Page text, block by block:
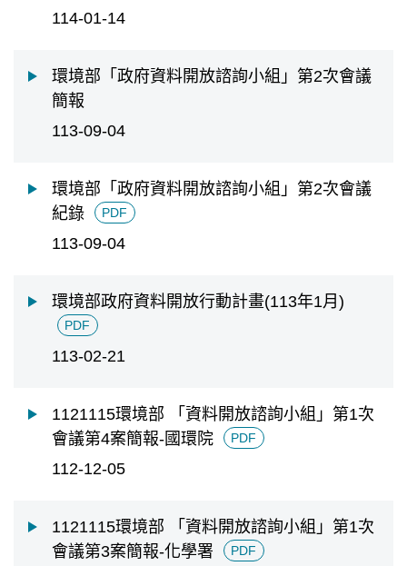
114-01-14
環境部「政府資料開放諮詢小組」第2次會議
簡報
113-09-04
環境部「政府資料開放諮詢小組」第2次會議
紀錄
PDF
113-09-04
環境部政府資料開放行動計畫(113年1月)
PDF
113-02-21
1121115環境部 「資料開放諮詢小組」第1次
會議第4案簡報-國環院
PDF
112-12-05
1121115環境部 「資料開放諮詢小組」第1次
會議第3案簡報-化學署
PDF